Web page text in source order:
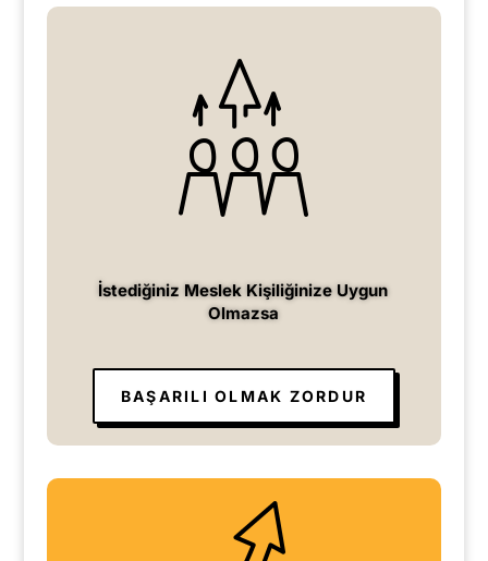
İstediğiniz Meslek Kişiliğinize Uygun
Olmazsa
BAŞARILI OLMAK ZORDUR